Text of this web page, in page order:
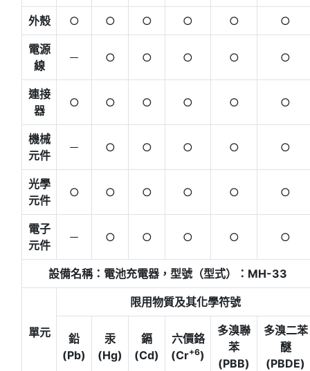
外殼 ○ ○ ○ ○ ○ ○
電源
線
－ ○ ○ ○ ○ ○
連接
器
○ ○ ○ ○ ○ ○
機械
元件
－ ○ ○ ○ ○ ○
光學
元件
○ ○ ○ ○ ○ ○
電子
元件
－ ○ ○ ○ ○ ○
設備名稱：電池充電器，型號（型式）：MH-33
單元
限用物質及其化學符號
鉛
(Pb)
汞
(Hg)
鎘
(Cd)
六價鉻
(Cr+6)
多溴聯
苯
(PBB)
多溴二苯
醚
(PBDE)